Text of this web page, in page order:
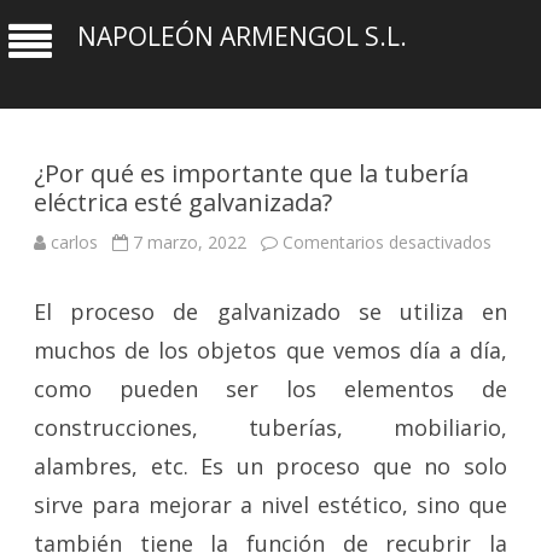
NAPOLEÓN ARMENGOL S.L.
¿Por qué es importante que la tubería
eléctrica esté galvanizada?
carlos 7 marzo, 2022 Comentarios desactivados
que
la
esté
El proceso de galvanizado se utiliza en
muchos de los objetos que vemos día a día,
como pueden ser los elementos de
construcciones, tuberías, mobiliario,
alambres, etc. Es un proceso que no solo
sirve para mejorar a nivel estético, sino que
también tiene la función de recubrir la